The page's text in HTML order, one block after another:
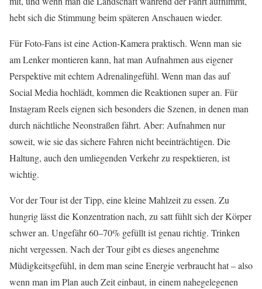
hebt sich die Stimmung beim späteren Anschauen wieder.
Für Foto-Fans ist eine Action-Kamera praktisch. Wenn man sie
am Lenker montieren kann, hat man Aufnahmen aus eigener
Perspektive mit echtem Adrenalingefühl. Wenn man das auf
Social Media hochlädt, kommen die Reaktionen super an. Für
Instagram Reels eignen sich besonders die Szenen, in denen man
durch nächtliche Neonstraßen fährt. Aber: Aufnahmen nur
soweit, wie sie das sichere Fahren nicht beeinträchtigen. Die
Haltung, auch den umliegenden Verkehr zu respektieren, ist
wichtig.
Vor der Tour ist der Tipp, eine kleine Mahlzeit zu essen. Zu
hungrig lässt die Konzentration nach, zu satt fühlt sich der Körper
schwer an. Ungefähr 60–70% gefüllt ist genau richtig. Trinken
nicht vergessen. Nach der Tour gibt es dieses angenehme
Müdigkeitsgefühl, in dem man seine Energie verbraucht hat – also
wenn man im Plan auch Zeit einbaut, in einem nahegelegenen